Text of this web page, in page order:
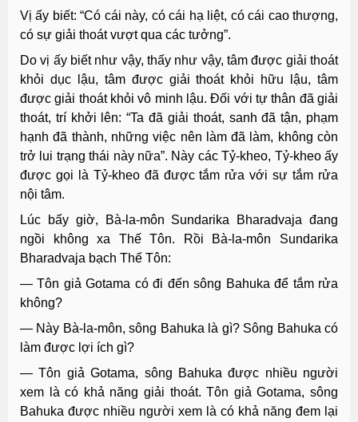
Vị ấy biết: “Có cái này, có cái hạ liệt, có cái cao thượng,
có sự giải thoát vượt qua các tưởng”.
Do vị ấy biết như vậy, thấy như vậy, tâm được giải thoát
khỏi dục lậu, tâm được giải thoát khỏi hữu lậu, tâm
được giải thoát khỏi vô minh lậu. Ðối với tự thân đã giải
thoát, trí khởi lên: “Ta đã giải thoát, sanh đã tận, phạm
hạnh đã thành, những việc nên làm đã làm, không còn
trở lui trạng thái này nữa”. Này các Tỷ-kheo, Tỷ-kheo ấy
được gọi là Tỷ-kheo đã được tắm rửa với sự tắm rửa
nội tâm.
Lúc bấy giờ, Bà-la-môn Sundarika Bharadvaja đang
ngồi không xa Thế Tôn. Rồi Bà-la-môn Sundarika
Bharadvaja bạch Thế Tôn:
— Tôn giả Gotama có đi đến sông Bahuka để tắm rửa
không?
— Này Bà-la-môn, sông Bahuka là gì? Sông Bahuka có
làm được lợi ích gì?
— Tôn giả Gotama, sông Bahuka được nhiều người
xem là có khả năng giải thoát. Tôn giả Gotama, sông
Bahuka được nhiều người xem là có khả năng đem lại